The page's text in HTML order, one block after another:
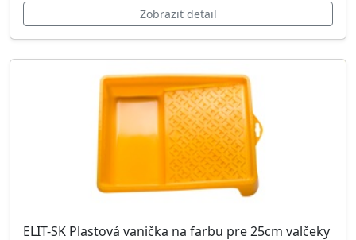
Zobraziť detail
ELIT-SK Plastová vanička na farbu pre 25cm valčeky